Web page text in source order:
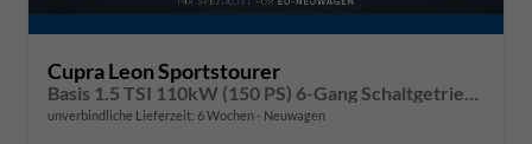
Cupra Leon Sportstourer
unverbindliche Lieferzeit: 6 Wochen Neuwagen